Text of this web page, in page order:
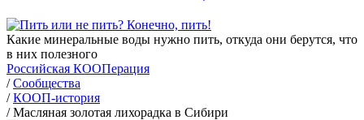
Какие минеральные воды нужно пить, откуда они берутся, что
в них полезного
Российская КООПерация
/ Сообщества
/ КООП-история
/ Масляная золотая лихорадка в Сибири